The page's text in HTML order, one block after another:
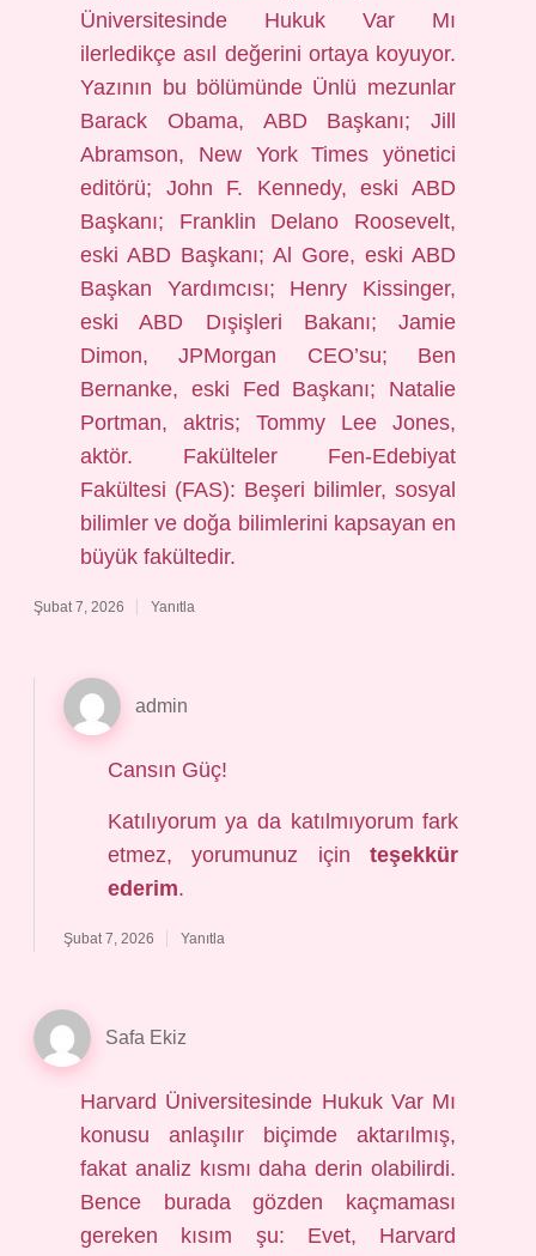
Üniversitesinde Hukuk Var Mı
ilerledikçe asıl değerini ortaya koyuyor.
Yazının bu bölümünde Ünlü mezunlar
Barack Obama, ABD Başkanı; Jill
Abramson, New York Times yönetici
editörü; John F. Kennedy, eski ABD
Başkanı; Franklin Delano Roosevelt,
eski ABD Başkanı; Al Gore, eski ABD
Başkan Yardımcısı; Henry Kissinger,
eski ABD Dışişleri Bakanı; Jamie
Dimon, JPMorgan CEO’su; Ben
Bernanke, eski Fed Başkanı; Natalie
Portman, aktris; Tommy Lee Jones,
aktör. Fakülteler Fen-Edebiyat
Fakültesi (FAS): Beşeri bilimler, sosyal
bilimler ve doğa bilimlerini kapsayan en
büyük fakültedir.
Şubat 7, 2026 Yanıtla
admin
Cansın Güç!
Katılıyorum ya da katılmıyorum fark
etmez, yorumunuz içinteşekkür
ederim.
Şubat 7, 2026 Yanıtla
Safa Ekiz
Harvard Üniversitesinde Hukuk Var Mı
konusu anlaşılır biçimde aktarılmış,
fakat analiz kısmı daha derin olabilirdi.
Bence burada gözden kaçmaması
gereken kısım şu: Evet, Harvard